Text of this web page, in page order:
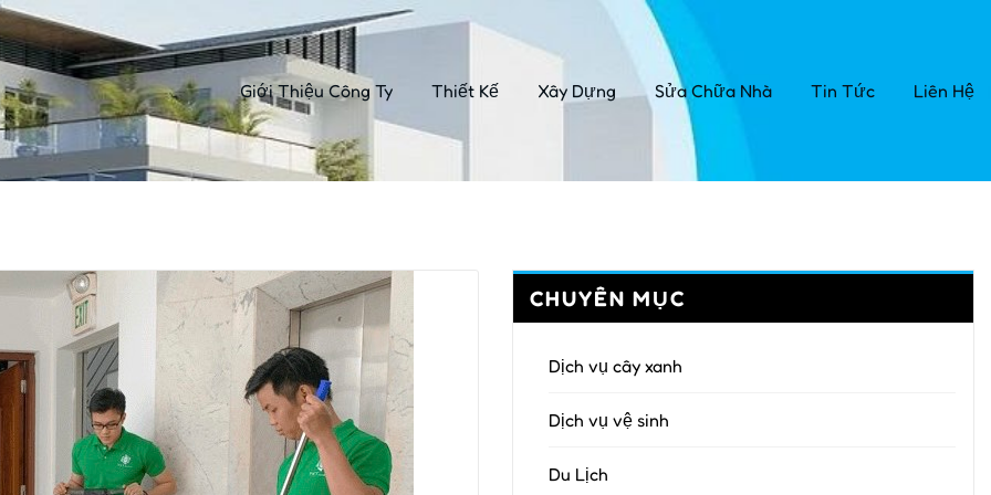
Giới Thiệu Công Ty Thiết Kế Xây Dựng Sửa Chữa Nhà Tin Tức Liên Hệ
CHUYÊN MỤC
Dịch vụ cây xanh
Dịch vụ vệ sinh
Du Lịch